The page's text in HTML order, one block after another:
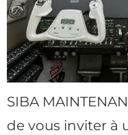
SIBA
de vous inviter à